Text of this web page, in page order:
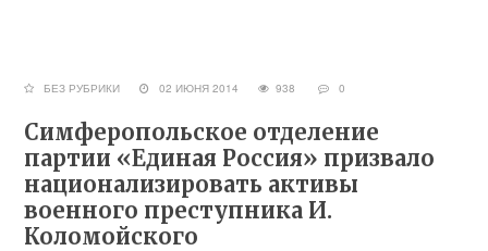
БЕЗ РУБРИКИ 02 ИЮНЯ 2014 938 0
Симферопольское отделение
партии «Единая Россия» призвало
национализировать активы
военного преступника И.
Коломойского